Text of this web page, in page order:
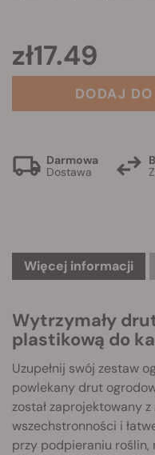
zł17.49
DODAJ
Darmowa
Dostawa
Więcej informacji
Wytrzymały
plastikową do
Uzupełnij swój zestaw
powlekany drut
został zaprojektowany
wszechstronności i
przy podpieraniu roślin,